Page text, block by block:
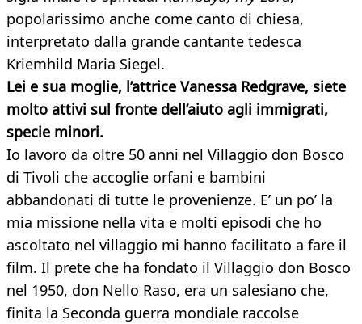
popolarissimo anche come canto di chiesa,
interpretato dalla grande cantante tedesca
Kriemhild Maria Siegel.
Lei e sua moglie, l’attrice Vanessa Redgrave, siete
molto attivi sul fronte dell’aiuto agli immigrati,
specie minori.
Io lavoro da oltre 50 anni nel Villaggio don Bosco
di Tivoli che accoglie orfani e bambini
abbandonati di tutte le provenienze. E’ un po’ la
mia missione nella vita e molti episodi che ho
ascoltato nel villaggio mi hanno facilitato a fare il
film. Il prete che ha fondato il Villaggio don Bosco
nel 1950, don Nello Raso, era un salesiano che,
finita la Seconda guerra mondiale raccolse